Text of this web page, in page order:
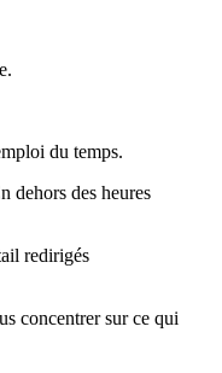
du temps.
dehors des heures
redirigés
concentrer sur ce qui